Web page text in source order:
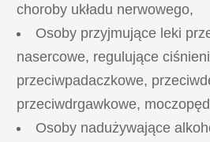
choroby układu nerwowego,
Osoby przyjmujące leki
nasercowe, regulujące
przeciwpadaczkowe,
przeciwdrgawkowe,
Osoby nadużywające